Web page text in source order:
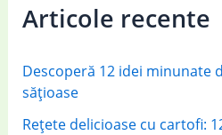
h
o
r
Articole recente
Descoperă 12 idei minunate
sățioase
Rețete delicioase cu cartofi: